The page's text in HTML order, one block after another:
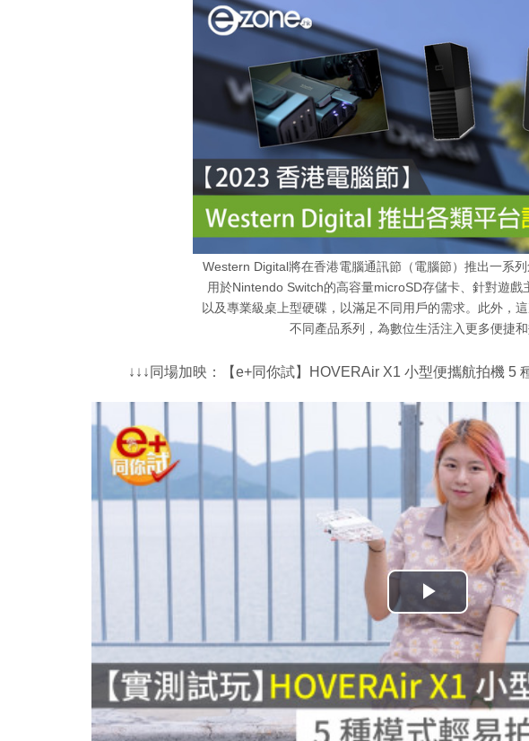
Western Digital將在香港電腦通訊節（電腦節）推出一系
用於Nintendo Switch的高容量microSD存儲卡、針對遊戲
以及專業級桌上型硬碟，以滿足不同用戶的需求。此外，
不同產品系列，為數位生活注入更多便捷和
↓↓↓同場加映：【e+同你試】HOVERAir X1 小型便攜航拍機 5
播
放
影
片